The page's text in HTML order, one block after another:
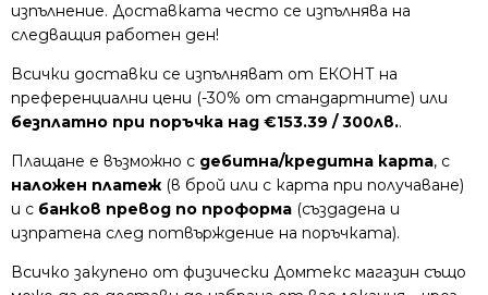
изпълнение. Доставката често се изпълнява на
следващия работен ден!
Всички доставки се изпълняват от ЕКОНТ на
преференциални цени (-30% от стандартните) или
безплатно при поръчка над €153.39 / 300лв..
Плащане е възможно с дебитна/кредитна карта, с
наложен платеж (в брой или с карта при получаване)
и с банков превод по проформа (създадена и
изпратена след потвърждение на поръчката).
Всичко закупено от физически Домтекс магазин също